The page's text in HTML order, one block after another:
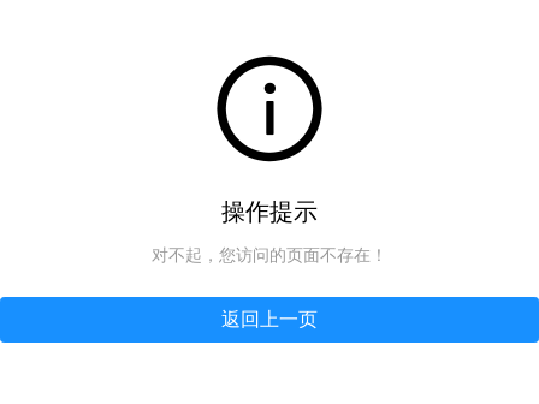
操作提示
对不起，您访问的页面不存在！
返回上一页